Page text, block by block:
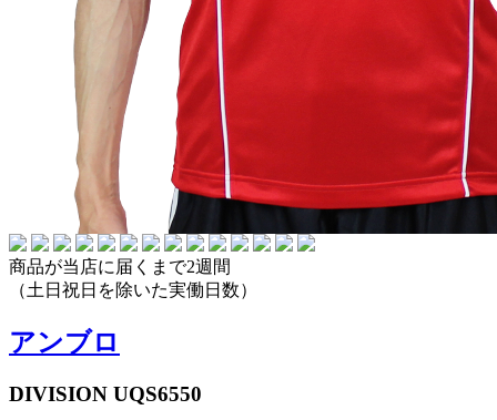
商品が当店に届くまで2週間
（土日祝日を除いた実働日数）
アンブロ
DIVISION UQS6550